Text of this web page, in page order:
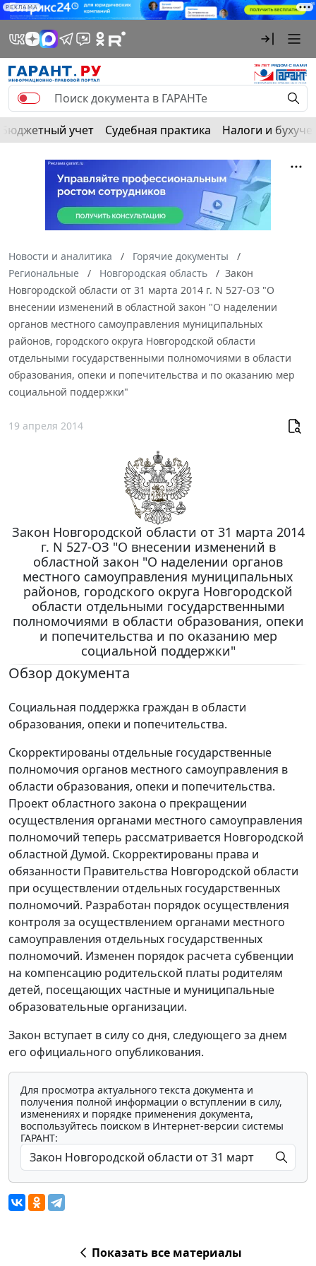
РЕКЛАМА
Бюджетный учет Судебная практика Налоги и
Новости и аналитика
Горячие документы
Региональные
Новгородская область
Закон
Новгородской области от 31 марта 2014 г. N 527-ОЗ "О
внесении изменений в областной закон "О наделении
органов местного самоуправления муниципальных
районов, городского округа Новгородской области
отдельными государственными полномочиями в области
образования, опеки и попечительства и по оказанию мер
социальной поддержки"
19 апреля 2014
Закон Новгородской области от 31 марта 2014
г. N 527-ОЗ "О внесении изменений в
областной закон "О наделении органов
местного самоуправления муниципальных
районов, городского округа Новгородской
области отдельными государственными
полномочиями в области образования, опеки
и попечительства и по оказанию мер
социальной поддержки"
Обзор документа
Социальная поддержка граждан в области
образования, опеки и попечительства.
Скорректированы отдельные государственные
полномочия органов местного самоуправления в
области образования, опеки и попечительства.
Проект областного закона о прекращении
осуществления органами местного самоуправления
полномочий теперь рассматривается Новгородской
областной Думой. Скорректированы права и
обязанности Правительства Новгородской области
при осуществлении отдельных государственных
полномочий. Разработан порядок осуществления
контроля за осуществлением органами местного
самоуправления отдельных государственных
полномочий. Изменен порядок расчета субвенции
на компенсацию родительской платы родителям
детей, посещающих частные и муниципальные
образовательные организации.
Закон вступает в силу со дня, следующего за днем
его официального опубликования.
Для просмотра актуального текста документа и
получения полной информации о вступлении в силу,
изменениях и порядке применения документа,
воспользуйтесь поиском в Интернет-версии системы
ГАРАНТ:
Показать все материалы